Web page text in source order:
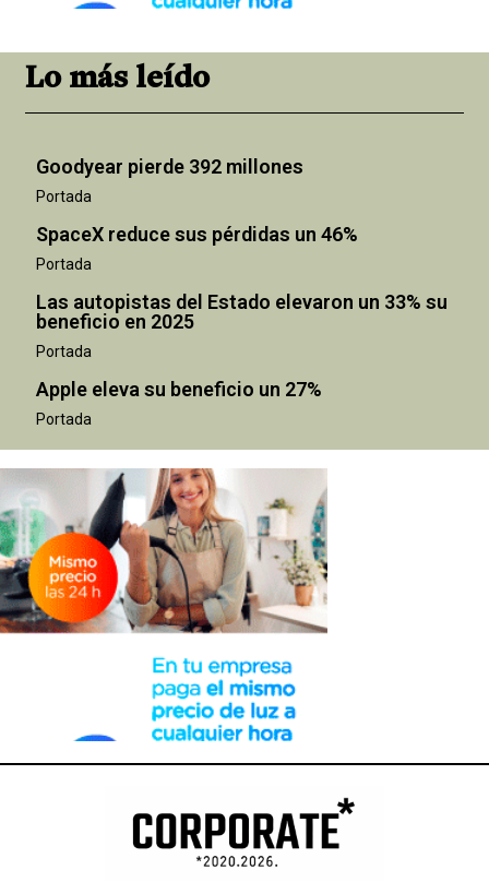
Lo más leído
Goodyear pierde 392 millones
Portada
SpaceX reduce sus pérdidas un 46%
Portada
Las autopistas del Estado elevaron un 33% su
beneficio en 2025
Portada
Apple eleva su beneficio un 27%
Portada